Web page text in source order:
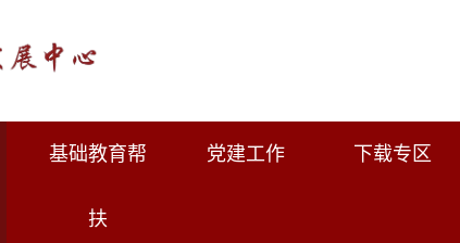
基础教育帮
扶
党建工作 下载专区